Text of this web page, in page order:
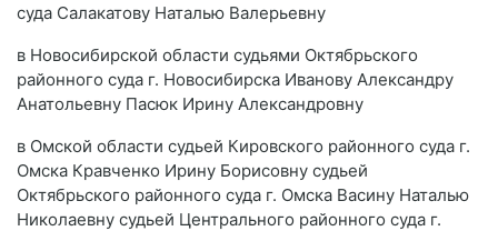
суда Салакатову Наталью Валерьевну
в Новосибирской области судьями Октябрьского
районного суда г. Новосибирска Иванову Александру
Анатольевну Пасюк Ирину Александровну
в Омской области судьей Кировского районного суда г.
Омска Кравченко Ирину Борисовну судьей
Октябрьского районного суда г. Омска Васину Наталью
Николаевну судьей Центрального районного суда г.